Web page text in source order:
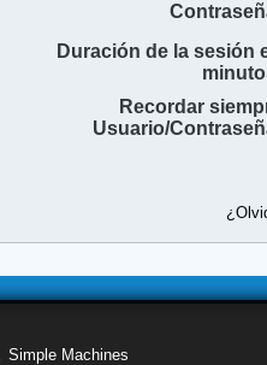
Duración de la sesión
Recordar
Usuario/
Simple Machines